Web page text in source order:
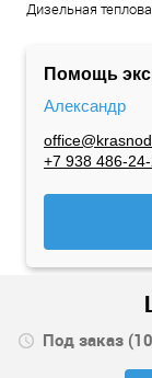
Дизельная
Помощь
Александр
+7 938 486-
Под заказ